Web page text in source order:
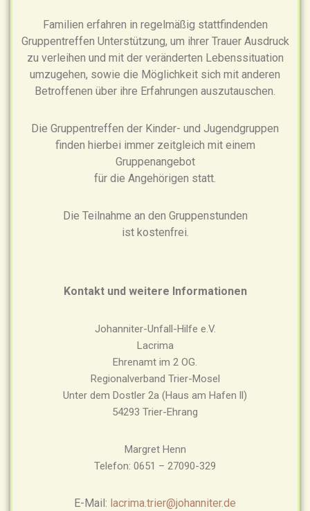
Familien erfahren in regelmäßig stattfindenden
Gruppentreffen Unterstützung, um ihrer Trauer Ausdruck
zu verleihen und mit der veränderten Lebenssituation
umzugehen, sowie die Möglichkeit sich mit anderen
Betroffenen über ihre Erfahrungen auszutauschen.
Die Gruppentreffen der Kinder- und Jugendgruppen
finden hierbei immer zeitgleich mit einem
Gruppenangebot
für die Angehörigen statt.
Die Teilnahme an den Gruppenstunden
ist kostenfrei.
Kontakt und weitere Informationen
Johanniter-Unfall-Hilfe e.V.
Lacrima
Ehrenamt im 2 OG.
Regionalverband Trier-Mosel
Unter dem Dostler 2a (Haus am Hafen ll)
54293 Trier-Ehrang
Margret Henn
Telefon: 0651 – 27090-329
E-Mail: lacrima.trier@johanniter.de